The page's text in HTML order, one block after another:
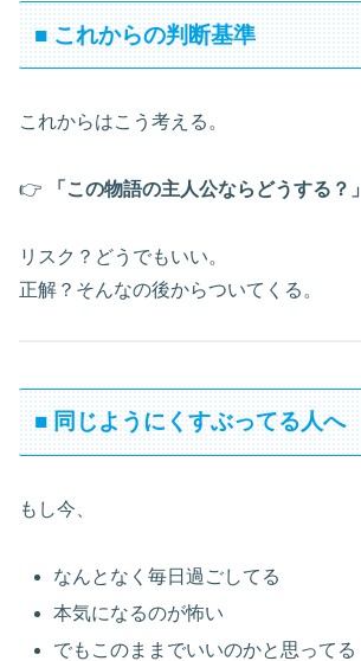
■ これからの判断基準
これからはこう考える。
👉 「この物語の主人公ならどうする？」
リスク？どうでもいい。
正解？そんなの後からついてくる。
■ 同じようにくすぶってる人へ
もし今、
なんとなく毎日過ごしてる
本気になるのが怖い
でもこのままでいいのかと思ってる